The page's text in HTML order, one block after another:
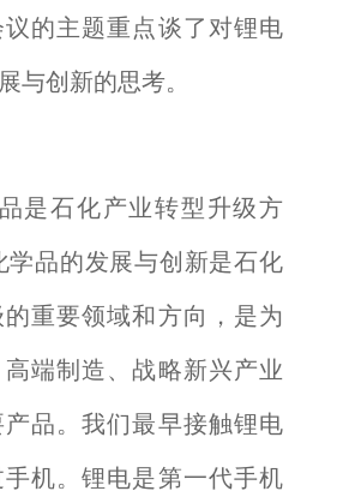
的主题重点谈了对锂电
与创新的思考。
石化产业转型升级方
学品的发展与创新是石化
重要领域和方向，是为
端制造、战略新兴产业
品。我们最早接触锂电
机。锂电是第一代手机